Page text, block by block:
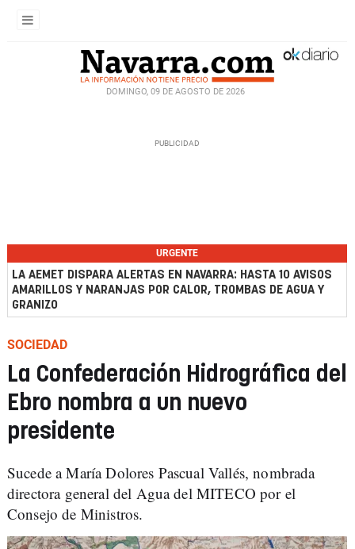
DOMINGO, 09 DE AGOSTO DE 2026
URGENTE
LA AEMET DISPARA ALERTAS EN NAVARRA: HASTA 10 AVISOS
AMARILLOS Y NARANJAS POR CALOR, TROMBAS DE AGUA Y
GRANIZO
SOCIEDAD
La Confederación Hidrográfica del
Ebro nombra a un nuevo
presidente
Sucede a María Dolores Pascual Vallés, nombrada
directora general del Agua del MITECO por el
Consejo de Ministros.